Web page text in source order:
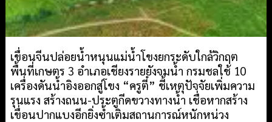
เขื่อนจีนปล่อยน้ำหนุนแม่น้ำโขงยกระดับใกล้วิกฤต
พื้นที่เกษตร 3 อำเภอเชียงรายยังจมน้ำ กรมชลใช้ 10
เครื่องดันน้ำอิงออกสู่โขง “ครูตี๋” ชี้เหตุปัจจัยเพิ่มความ
รุนแรง สร้างถนน-ประตูกีดขวางทางน้ำ เชื่อหากสร้าง
เขื่อนปากแบงอีกยิ่งซ้ำเติมสถานการณ์หนักหน่วง